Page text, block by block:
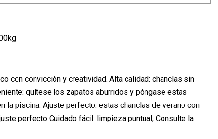
con convicción y creatividad. Alta calidad: chanclas sin
quítese los zapatos aburridos y póngase estas
la piscina. Ajuste perfecto: estas chanclas de verano con
perfecto Cuidado fácil: limpieza puntual; Consulte la